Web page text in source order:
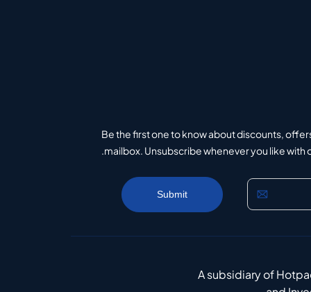
Be the first one to know about discounts,
mailbox. Unsubscribe whenever you like with
A subsidiary of